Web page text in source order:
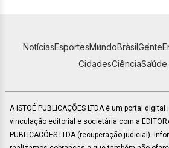
NotíciasEsportesMundoBrasilGente
CidadesCiênciaSaúde
A ISTOÉ PUBLICAÇÕES LTDA é um portal
vinculação editorial e societária com a
PUBLICACÕES LTDA (recuperação judicial).